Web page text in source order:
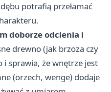
potrafią przełamać
doborze odcienia i
drewno (jak brzoza czy
i sprawia, że wnętrze jest
(orzech, wenge) dodaje